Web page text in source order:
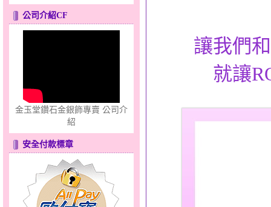
只愛你～男黃金戒指
公司介紹CF
金玉堂鑽石金銀飾專賣 公司介
紹
安全付款標章
讓我們
就讓